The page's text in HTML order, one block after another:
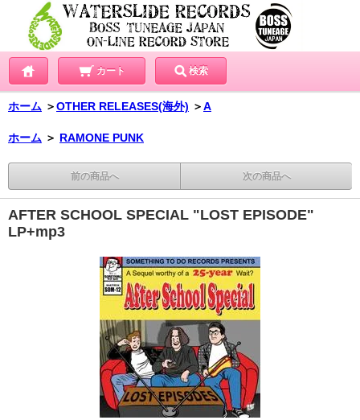
カート 検索
ホーム ＞OTHER RELEASES(海外) ＞A
ホーム ＞ RAMONE PUNK
前の商品へ 次の商品へ
AFTER SCHOOL SPECIAL "LOST EPISODE"
LP+mp3